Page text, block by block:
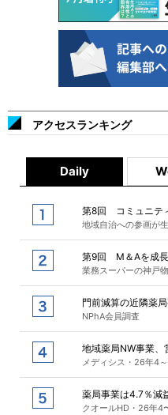
アクセスランキング
Daily
第8回 コミュニテ
地域自治への参画が
第9回 M＆Aを成長
業務スーパーの神戸
門前減算の近隣薬
NPhA会員調査
地域薬局NW事業、
メディシス・26年4
薬局事業は4.7％減
クオールHD・26年4